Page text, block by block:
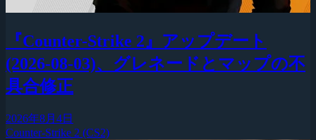
『Counter-Strike 2』アップデート
(2026-08-03)、グレネードとマップの不
具合修正
2026年8月4日
Counter-Strike 2 (CS2)